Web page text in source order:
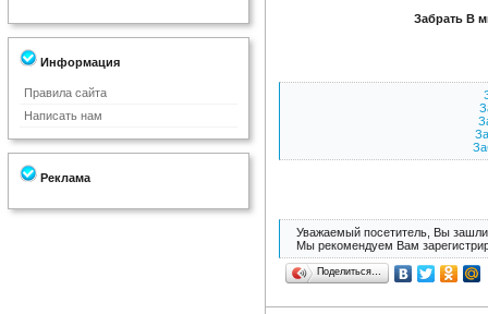
Информация
Правила сайта
Написать нам
Реклама
Забрать В
Уважаемый посетитель, Вы зашли
Мы рекомендуем Вам
Поделиться…